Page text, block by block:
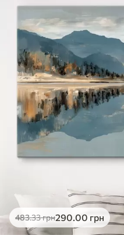
483.33грн290.00 грн